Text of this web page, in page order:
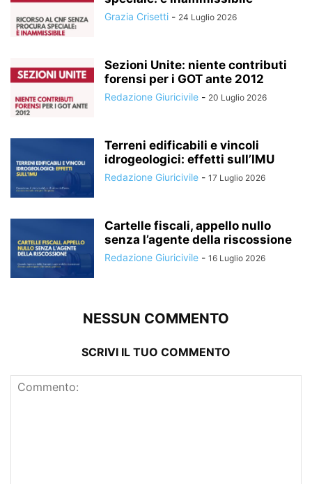
Grazia Crisetti - 24 Luglio 2026
Sezioni Unite: niente contributi
forensi per i GOT ante 2012
Redazione Giuricivile - 20 Luglio 2026
Terreni edificabili e vincoli
idrogeologici: effetti sull’IMU
Redazione Giuricivile - 17 Luglio 2026
Cartelle fiscali, appello nullo
senza l’agente della riscossione
Redazione Giuricivile - 16 Luglio 2026
NESSUN COMMENTO
SCRIVI IL TUO COMMENTO